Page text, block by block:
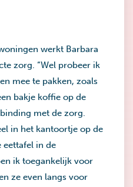
werkt Barbara
zorg. “Wel probeer ik
mee te pakken, zoals
bakje koffie op de
met de zorg.
in het kantoortje op de
eettafel in de
ik toegankelijk voor
ze even langs voor